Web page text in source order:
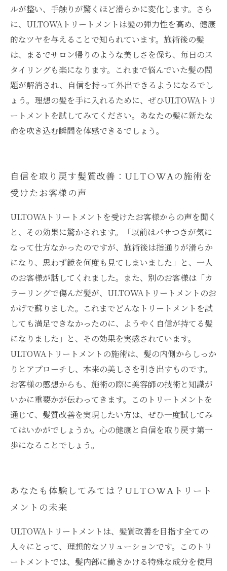
ルが整い、手触りが驚くほど滑らかに変化します。さら
に、ULTOWAトリートメントは髪の弾力性を高め、健康
的なツヤを与えることで知られています。施術後の髪
は、まるでサロン帰りのような美しさを保ち、毎日のス
タイリングも楽になります。これまで悩んでいた髪の問
題が解消され、自信を持って外出できるようになるでし
ょう。理想の髪を手に入れるために、ぜひULTOWAトリ
ートメントを試してみてください。あなたの髪に新たな
命を吹き込む瞬間を体感できるでしょう。
自信を取り戻す髪質改善：ULTOWAの施術を
受けたお客様の声
ULTOWAトリートメントを受けたお客様からの声を聞く
と、その効果に驚かされます。「以前はパサつきが気に
なって仕方なかったのですが、施術後は指通りが滑らか
になり、思わず鏡を何度も見てしまいました」と、一人
のお客様が話してくれました。また、別のお客様は「カ
ラーリングで傷んだ髪が、ULTOWAトリートメントのお
かげで蘇りました。これまでどんなトリートメントを試
しても満足できなかったのに、ようやく自信が持てる髪
になりました」と、その効果を実感されています。
ULTOWAトリートメントの施術は、髪の内側からしっか
りとアプローチし、本来の美しさを引き出すものです。
お客様の感想からも、施術の際に美容師の技術と知識が
いかに重要かが伝わってきます。このトリートメントを
通じて、髪質改善を実現したい方は、ぜひ一度試してみ
てはいかがでしょうか。心の健康と自信を取り戻す第一
歩になることでしょう。
あなたも体験してみては？ULTOWAトリート
メントの未来
ULTOWAトリートメントは、髪質改善を目指す全ての
人々にとって、理想的なソリューションです。このトリ
ートメントでは、髪内部に働きかける特殊な成分を使用